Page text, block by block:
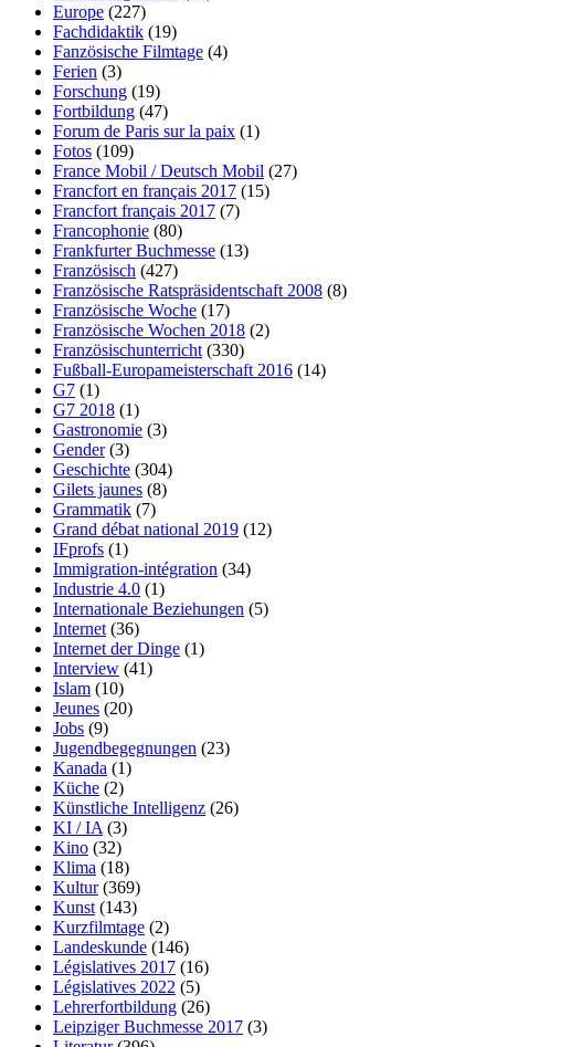
Europe (227)
Fachdidaktik (19)
Fanzösische Filmtage (4)
Ferien (3)
Forschung (19)
Fortbildung (47)
Forum de Paris sur la paix (1)
Fotos (109)
France Mobil / Deutsch Mobil (27)
Francfort en français 2017 (15)
Francfort français 2017 (7)
Francophonie (80)
Frankfurter Buchmesse (13)
Französisch (427)
Französische Ratspräsidentschaft 2008 (8)
Französische Woche (17)
Französische Wochen 2018 (2)
Französischunterricht(330)
Fußball-Europameisterschaft 2016 (14)
G7 (1)
G7 2018 (1)
Gastronomie (3)
Gender(3)
Geschichte (304)
Gilets jaunes (8)
Grammatik (7)
Grand débat national 2019 (12)
IFprofs (1)
Immigration-intégration (34)
Industrie 4.0 (1)
Internationale Beziehungen (5)
Internet(36)
Internet der Dinge (1)
Interview (41)
Islam (10)
Jeunes (20)
Jobs (9)
Jugendbegegnungen (23)
Kanada (1)
Küche (2)
Künstliche Intelligenz (26)
KI / IA(3)
Kino (32)
Klima (18)
Kultur(369)
Kunst(143)
Kurzfilmtage (2)
Landeskunde (146)
Législatives 2017 (16)
Législatives 2022 (5)
Lehrerfortbildung (26)
Leipziger Buchmesse 2017 (3)